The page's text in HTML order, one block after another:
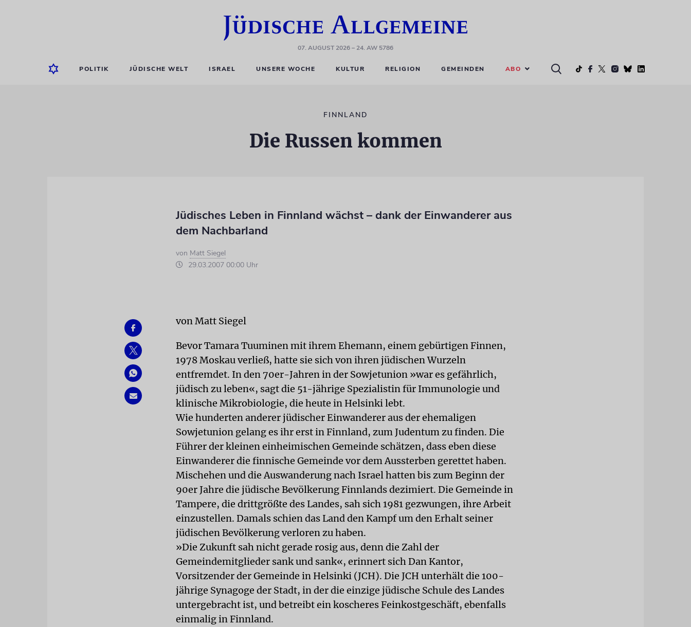
07. AUGUST 2026– 24. AW 5786
POLITIK JÜDISCHE WELT ISRAEL UNSERE WOCHE KULTUR RELIGION GEMEINDEN ABO
FINNLAND
Die Russen kommen
Jüdisches Leben in Finnland wächst – dank der Einwanderer aus
dem Nachbarland
von Matt Siegel
29.03.2007 00:00 Uhr
von Matt Siegel
Bevor Tamara Tuuminen mit ihrem Ehemann, einem gebürtigen Finnen,
1978 Moskau verließ, hatte sie sich von ihren jüdischen Wurzeln
entfremdet. In den 70er-Jahren in der Sowjetunion »war es gefährlich,
jüdisch zu leben«, sagt die 51-jährige Spezialistin für Immunologie und
klinische Mikrobiologie, die heute in Helsinki lebt.
Wie hunderten anderer jüdischer Einwanderer aus der ehemaligen
Sowjetunion gelang es ihr erst in Finnland, zum Judentum zu finden. Die
Führer der kleinen einheimischen Gemeinde schätzen, dass eben diese
Einwanderer die finnische Gemeinde vor dem Aussterben gerettet haben.
Mischehen und die Auswanderung nach Israel hatten bis zum Beginn der
90er Jahre die jüdische Bevölkerung Finnlands dezimiert. Die Gemeinde in
Tampere, die drittgrößte des Landes, sah sich 1981 gezwungen, ihre Arbeit
einzustellen. Damals schien das Land den Kampf um den Erhalt seiner
jüdischen Bevölkerung verloren zu haben.
»Die Zukunft sah nicht gerade rosig aus, denn die Zahl der
Gemeindemitglieder sank und sank«, erinnert sich Dan Kantor,
Vorsitzender der Gemeinde in Helsinki (JCH). Die JCH unterhält die 100-
jährige Synagoge der Stadt, in der die einzige jüdische Schule des Landes
untergebracht ist, und betreibt ein koscheres Feinkostgeschäft, ebenfalls
einmalig in Finnland.